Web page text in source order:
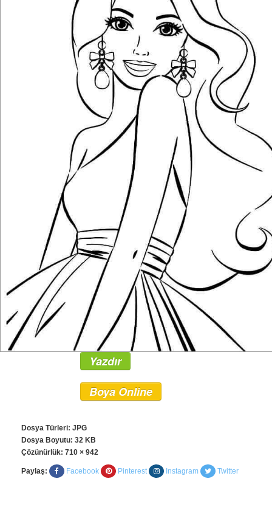
Yazdır
Boya Online
Dosya Türleri: JPG
Dosya Boyutu: 32 KB
Çözünürlük: 710 × 942
Paylaş: Facebook Pinterest Instagram Twitter